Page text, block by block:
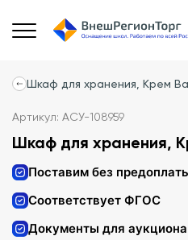
Шкаф для хранения, Крем
Артикул: АСУ-108959
Шкаф для хранения,
Поставим без
Соответствует ФГОС
Документы для аукциона